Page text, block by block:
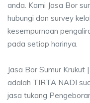
anda. Kami Jasa Bor
hubungi dan survey
kesempurnaan
pada setiap harinya.
Jasa Bor Sumur
adalah TIRTA NADI
jasa tukang